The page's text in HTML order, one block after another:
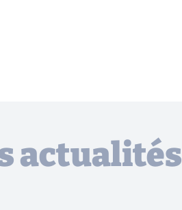
actualités